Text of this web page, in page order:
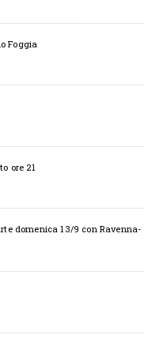
Foggia
ore 21
domenica 13/9 con Ravenna-